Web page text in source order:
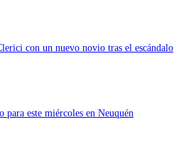
con un nuevo novio tras el escándalo
este miércoles en Neuquén